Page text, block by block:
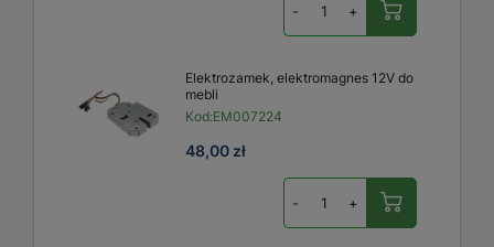
- +
Elektrozamek, elektromagnes 12V do
mebli
Kod:EM007224
48,00 zł
- +